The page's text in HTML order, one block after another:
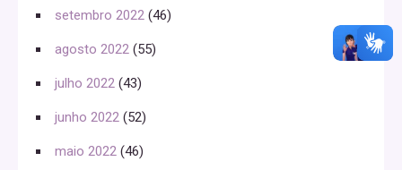
setembro 2022 (46)
agosto 2022 (55)
julho 2022 (43)
junho 2022 (52)
maio 2022 (46)